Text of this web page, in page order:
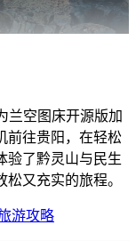
兰空图床开源版加
前往贵阳，在轻松
验了黔灵山与民生
又充实的旅程。
游攻略